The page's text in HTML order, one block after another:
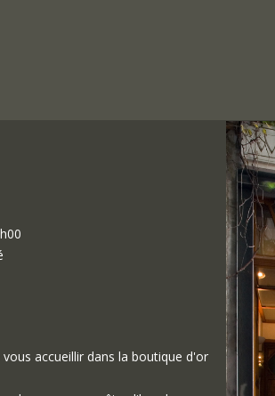
accueillir dans la boutique d'or